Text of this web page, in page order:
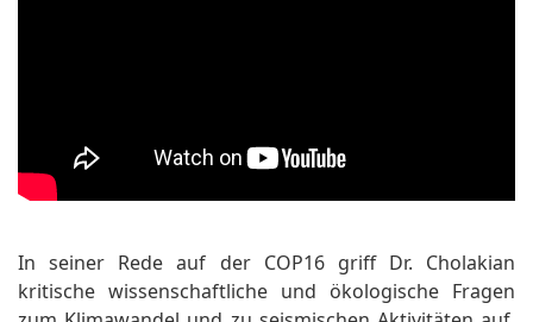
In seiner Rede auf der COP16 griff Dr. Cholakian
kritische wissenschaftliche und ökologische Fragen